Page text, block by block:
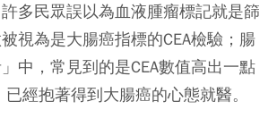
多民眾誤以為血液腫瘤標記就是篩
視為是大腸癌指標的CEA檢驗；腸
中，常見到的是CEA數值高出一點
經抱著得到大腸癌的心態就醫。